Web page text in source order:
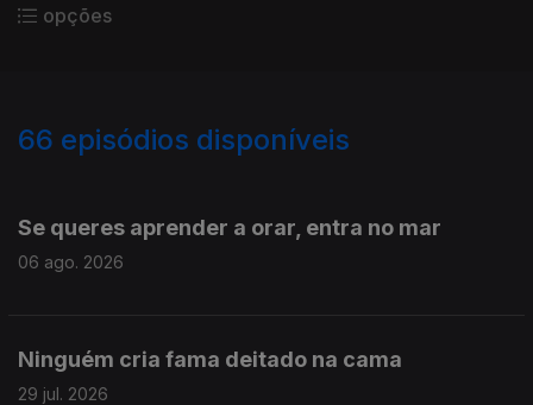
opções
66 episódios disponíveis
Se queres aprender a orar, entra no mar
06 ago. 2026
Ninguém cria fama deitado na cama
29 jul. 2026